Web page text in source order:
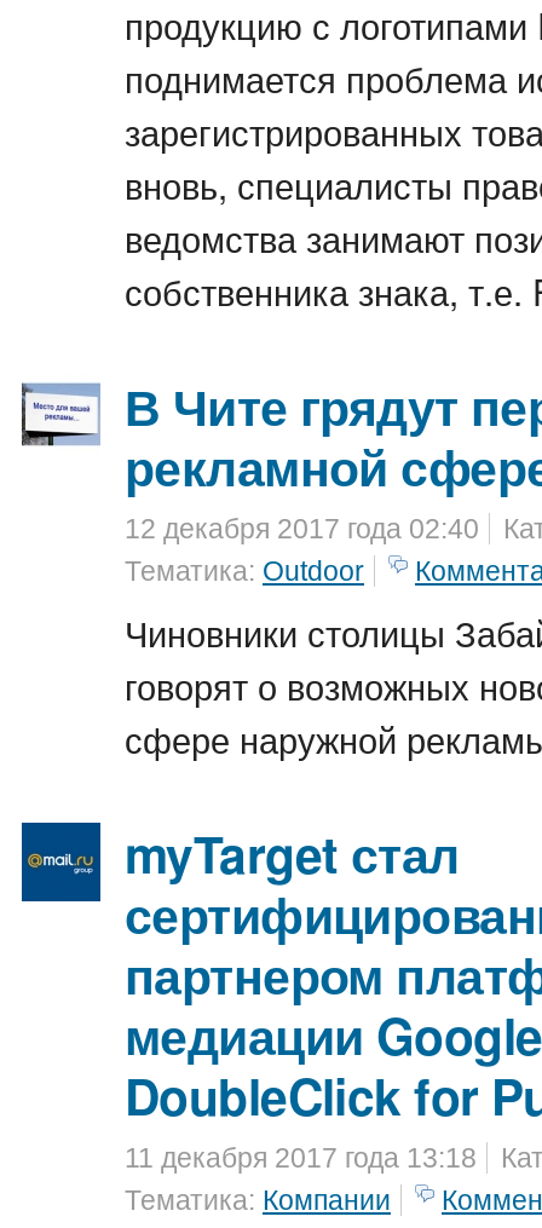
продукцию с
поднимается проблема
зарегистрированных
вновь, специалисты
ведомства занимают
собственника знака, т.е.
В Чите грядут
рекламной
12 декабря 2017 года 02:40
Тематика: Outdoor
Чиновники столицы
говорят о возможных
сфере наружной
myTarget стал
партнером
медиации
DoubleClick for
11 декабря 2017 года 13:18
Тематика: Компании